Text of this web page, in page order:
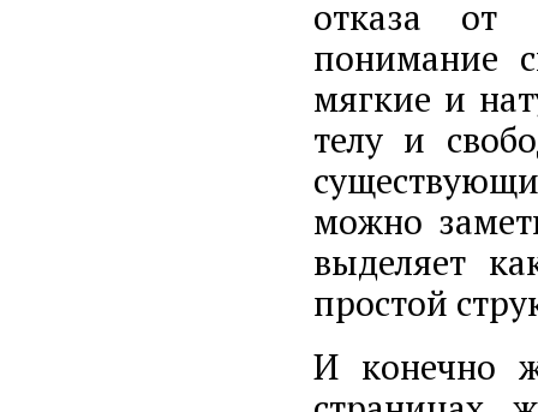
отказа от
понимание
мягкие и
телу и
можно
выделяет
простой
И конечно